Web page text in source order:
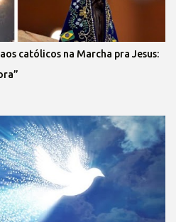
católicos na Marcha pra Jesus: